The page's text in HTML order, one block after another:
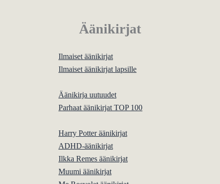
Äänikirjat
Ilmaiset äänikirjat
Ilmaiset äänikirjat lapsille
Äänikirja uutuudet
Parhaat äänikirjat TOP 100
Harry Potter äänikirjat
ADHD-äänikirjat
Ilkka Remes äänikirjat
Muumi äänikirjat